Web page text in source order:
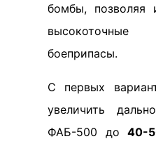
бомбы, позволяя
боеприпасы.
С первых
увеличить
ФАБ-500 до 40-